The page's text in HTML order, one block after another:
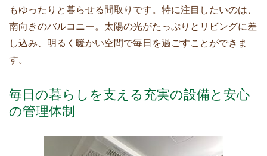
もゆったりと暮らせる間取りです。特に注目したいのは、
南向きのバルコニー。太陽の光がたっぷりとリビングに差
し込み、明るく暖かい空間で毎日を過ごすことができま
す。
毎日の暮らしを支える充実の設備と安心
の管理体制